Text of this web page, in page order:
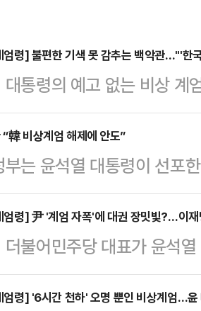
엄령] 불편한 기색 못 감추는 백악관…"'한
대통령의 예고 없는 비상 계
못하고 있다. 트럼프 2기 행
풍에 휩싸이면서 한미동
다.4일 국방부에 따르면 미
협의그룹(NCG) 일정을 순
TTX'가 순연됐다"며 "
는 윤 대통령과 조 바
韓 비상계엄 해제에 안도”
부는 윤석열 대통령이 선포
장을 밝혔다.연합뉴스에
3일(현지시간) “우리는 윤
바꿔 계엄 해제에 대한 한국
다. 이어 “민주주의는 한
주시할 것”이라고 말했다.
엄령] 尹 '계엄 자폭'에 대권 장밋빛?…이재
더불어민주당 대표가 윤석
통령 탄핵소추 추진' 등 현
로 '사법리스크 현실화'로
엄령] '6시간 천하' 오명 뿐인 비상계엄…윤